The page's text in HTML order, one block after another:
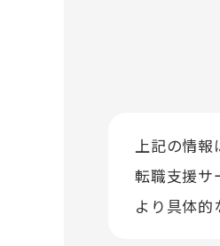
上記の情報
転職支援サ
より具体的